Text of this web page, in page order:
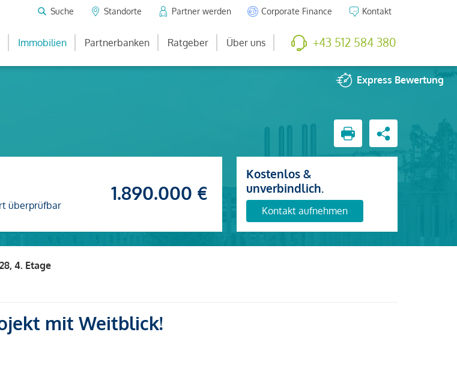
Suche Standorte Partner werden Corporate Finance Kontakt
Immobilien Partnerbanken Ratgeber Über uns +43 512 584 380
Express Bewertung
überprüfbar
1.890.000 €
Kostenlos &
unverbindlich.
Kontakt aufnehmen
4. Etage
mit Weitblick!